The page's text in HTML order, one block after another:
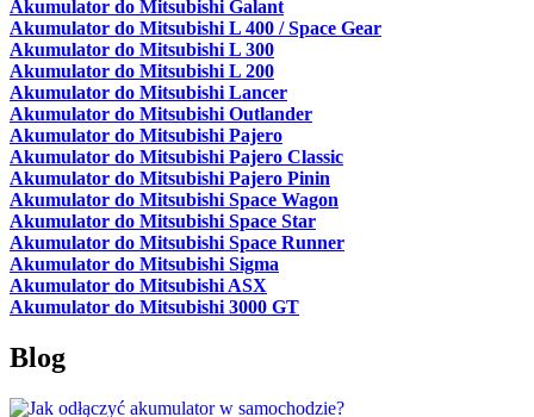
Akumulator do Mitsubishi Galant
Akumulator do Mitsubishi L 400 / Space Gear
Akumulator do Mitsubishi L 300
Akumulator do Mitsubishi L 200
Akumulator do Mitsubishi Lancer
Akumulator do Mitsubishi Outlander
Akumulator do Mitsubishi Pajero
Akumulator do Mitsubishi Pajero Classic
Akumulator do Mitsubishi Pajero Pinin
Akumulator do Mitsubishi Space Wagon
Akumulator do Mitsubishi Space Star
Akumulator do Mitsubishi Space Runner
Akumulator do Mitsubishi Sigma
Akumulator do Mitsubishi ASX
Akumulator do Mitsubishi 3000 GT
Blog